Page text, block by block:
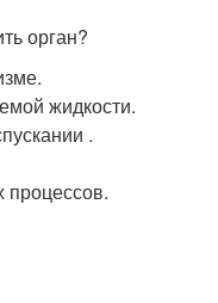
орган?
жидкости.
.
процессов.